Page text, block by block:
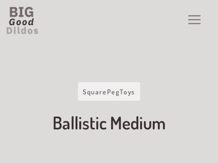
SquarePegToys
Ballistic Medium